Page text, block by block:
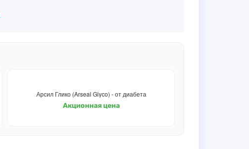
Арсил Глико (Arseal Glyco) - от диабета
Акционная цена